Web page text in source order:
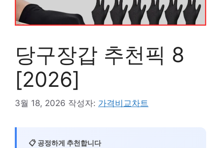
당구장갑 추천픽 8
[2026]
3월 18, 2026 작성자: 가격비교차트
📋 공정하게 추천합니다